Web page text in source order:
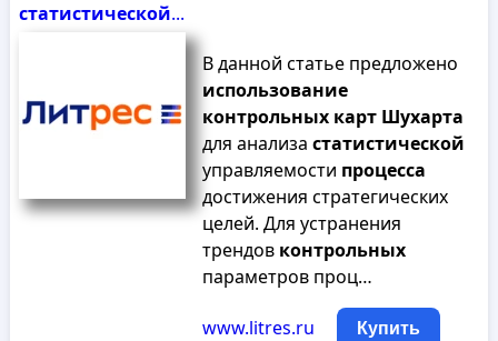
статистической...
В данной статье предложено
использование
контрольных карт Шухарта
для анализа статистической
управляемости процесса
достижения стратегических
целей. Для устранения
трендов контрольных
параметров проц…
www.litres.ru Купить